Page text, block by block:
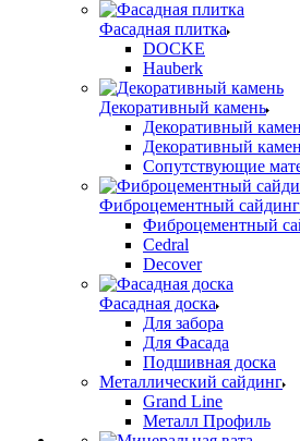
Фасадная плитка
DOCKE
Hauberk
Декоративный камень
Декоративный
Декоративный
Сопутствующие
Фиброцементный сайдинг
Фиброцементный
Cedral
Decover
Фасадная доска
Для забора
Для Фасада
Подшивная доска
Металлический сайдинг
Grand Line
Металл Профиль